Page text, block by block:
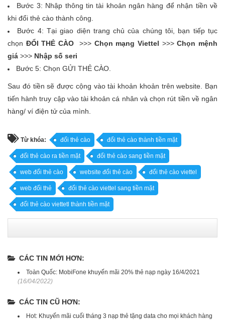
Bước 3: Nhập thông tin tài khoản ngân hàng để nhận tiền về
khi đổi thẻ cào thành công.
Bước 4: Tại giao diện trang chủ của chúng tôi, bạn tiếp tục
chọn ĐỔI THẺ CÀO>>> Chọn mạng Viettel >>>Chọn mệnh
giá >>> Nhập số seri
Bước 5: Chọn GỬI THẺ CÀO.
Sau đó tiền sẽ được cộng vào tài khoản khoản trên website. Bạn
tiến hành truy cập vào tài khoản cá nhân và chọn rút tiền về ngân
hàng/ ví điện tử của mình.
Từ khóa: đổi thẻ cào đổi thẻ cào thành tiền mặt
đổi thẻ cào ra tiền mặt đổi thẻ cào sang tiền mặt
web đổi thẻ cào website đổi thẻ cào đổi thẻ cào viettel
web đổi thẻ đổi thẻ cào viettel sang tiền mặt
đổi thẻ cào viettetl thành tiền mặt
CÁC TIN MỚI HƠN:
Toàn Quốc: MobiFone khuyến mãi 20% thẻ nạp ngày 16/4/2021
(16/04/2022)
CÁC TIN CŨ HƠN:
Hot: Khuyến mãi cuối tháng 3 nạp thẻ tặng data cho mọi khách hàng